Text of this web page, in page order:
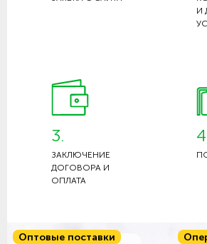
И
3.
ЗАКЛЮЧЕНИЕ
ДОГОВОРА И
ОПЛАТА
Оптовые поставки